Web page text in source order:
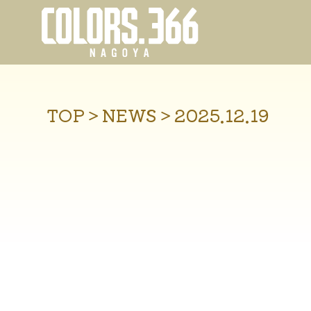
TOP＞NEWS ＞2025.12.19